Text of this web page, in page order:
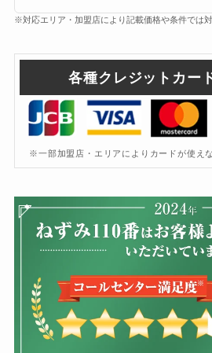
※対応エリア・加盟店により記載価格や条件では
各種クレジットカー
※一部加盟店・エリアによりカードが使えな